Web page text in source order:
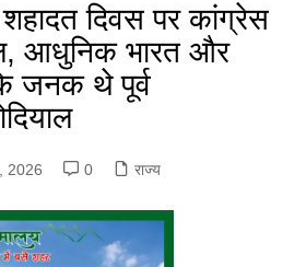
शहादत दिवस पर कांग्रेस
आधुनिक भारत और
जनक थे पूर्व
2026 0 राज्य